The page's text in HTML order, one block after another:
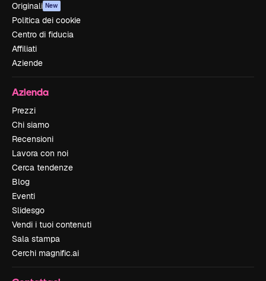
Originali New
Politica dei cookie
Centro di fiducia
Affiliati
Aziende
Azienda
Prezzi
Chi siamo
Recensioni
Lavora con noi
Cerca tendenze
Blog
Eventi
Slidesgo
Vendi i tuoi contenuti
Sala stampa
Cerchi magnific.ai